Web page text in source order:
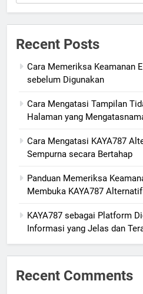
Recent Posts
Cara Memeriksa Keamanan
sebelum Digunakan
Cara Mengatasi Tampilan
Halaman yang
Cara Mengatasi KAYA787
Sempurna secara Bertahap
Panduan Memeriksa
Membuka KAYA787 Alternatif
KAYA787 sebagai Platform
Informasi yang Jelas dan
Recent Comments